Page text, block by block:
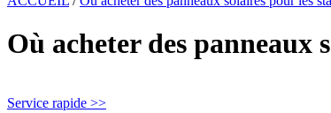
Où acheter des panneaux
Service rapide >>